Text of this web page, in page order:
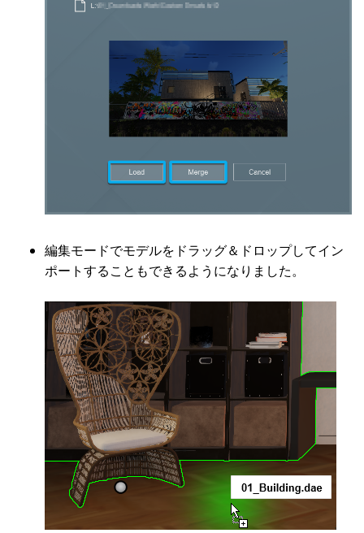
編集モードでモデルをドラッグ＆ドロップしてイン
ポートすることもできるようになりました。